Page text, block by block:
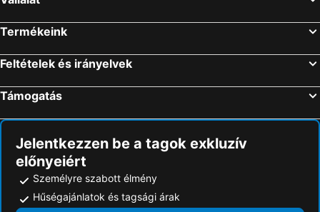
Václav Havel repülotér
Asztronómiai Óra
Altstadt
Vinohrady
Trudering-Riem
BMW-Museum
Filzmoos
Linz Hauptbahnhof
Altenmarkt-Zauchensee
Aquapalace Prága
Ramsau am Dachstein
Stare mesto Ceský Krumlov
Termékeink
Feltételek és irányelvek
Támogatás
Jelentkezzen be a tagok exkluzív
előnyeiért
Személyre szabott élmény
Hűségajánlatok és tagsági árak